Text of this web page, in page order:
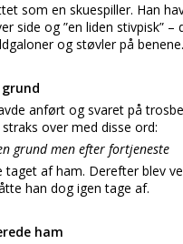
som en skuespiller. Han
side og ”en liden stivpisk”
og støvler på benene.
anført og svaret på
over med disse ord:
grund men efter fortjeneste
af ham. Derefter blev
han dog igen tage af.
ham